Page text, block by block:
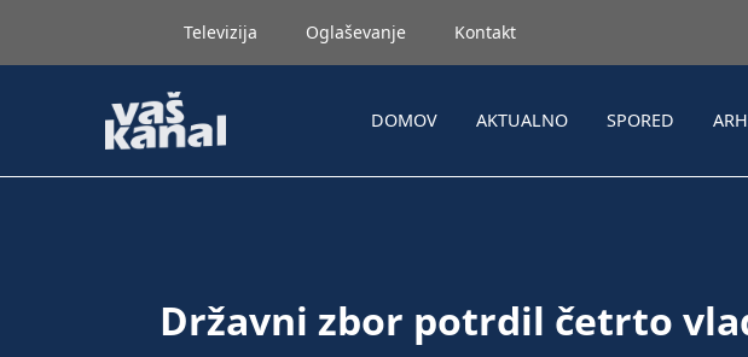
Televizija Oglaševanje Kontakt
DOMOV AKTUALNO SPORED
Državni zbor potrdil četrto